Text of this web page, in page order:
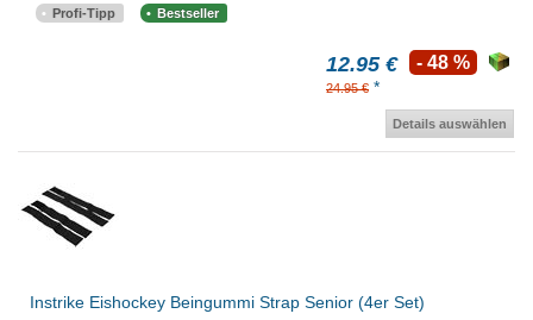
Profi-Tipp Bestseller
12.95 €
24.95 € *
- 48 %
Details auswählen
Instrike Eishockey Beingummi Strap Senior (4er Set)